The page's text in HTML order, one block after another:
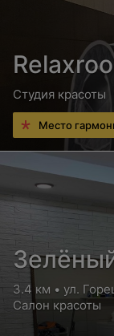
Студия красоты
Место
3.4 км • ул.
Салон красоты